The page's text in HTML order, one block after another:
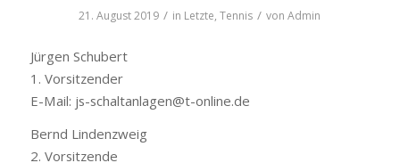
21. August 2019 / in Letzte,Tennis / vonAdmin
Jürgen Schubert
1. Vorsitzender
E-Mail: js-schaltanlagen@t-online.de
Bernd Lindenzweig
2. Vorsitzende